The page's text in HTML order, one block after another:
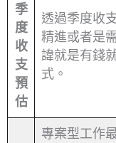
季
度
收
支
預
估
透過季度收
精進或者是
諱就是有錢
式。
專案型工作